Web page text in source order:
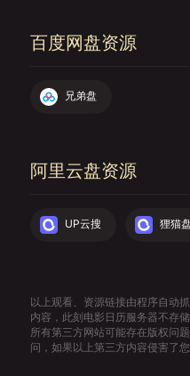
百度网盘资源
兄弟盘
阿里云盘资源
UP云搜 狸猫
以上观看、资源链接由程序自动
内容，此刻电影日历服务器不存
所有第三方网站可能存在版权问
问，如果以上第三方内容侵害了